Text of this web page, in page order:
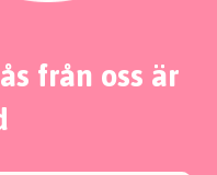
från oss är